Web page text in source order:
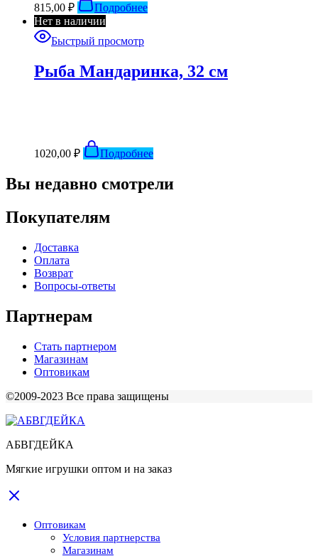
815,00 ₽
Подробнее
Нет в наличии
Быстрый просмотр
Рыба Мандаринка, 32 см
1020,00 ₽ Подробнее
Вы недавно смотрели
Покупателям
Доставка
Оплата
Возврат
Вопросы-ответы
Партнерам
Стать партнером
Магазинам
Оптовикам
©2009-2023 Все права защищены
АБВГДЕЙКА
Мягкие игрушки оптом и на заказ
Оптовикам
Условия партнерства
Магазинам